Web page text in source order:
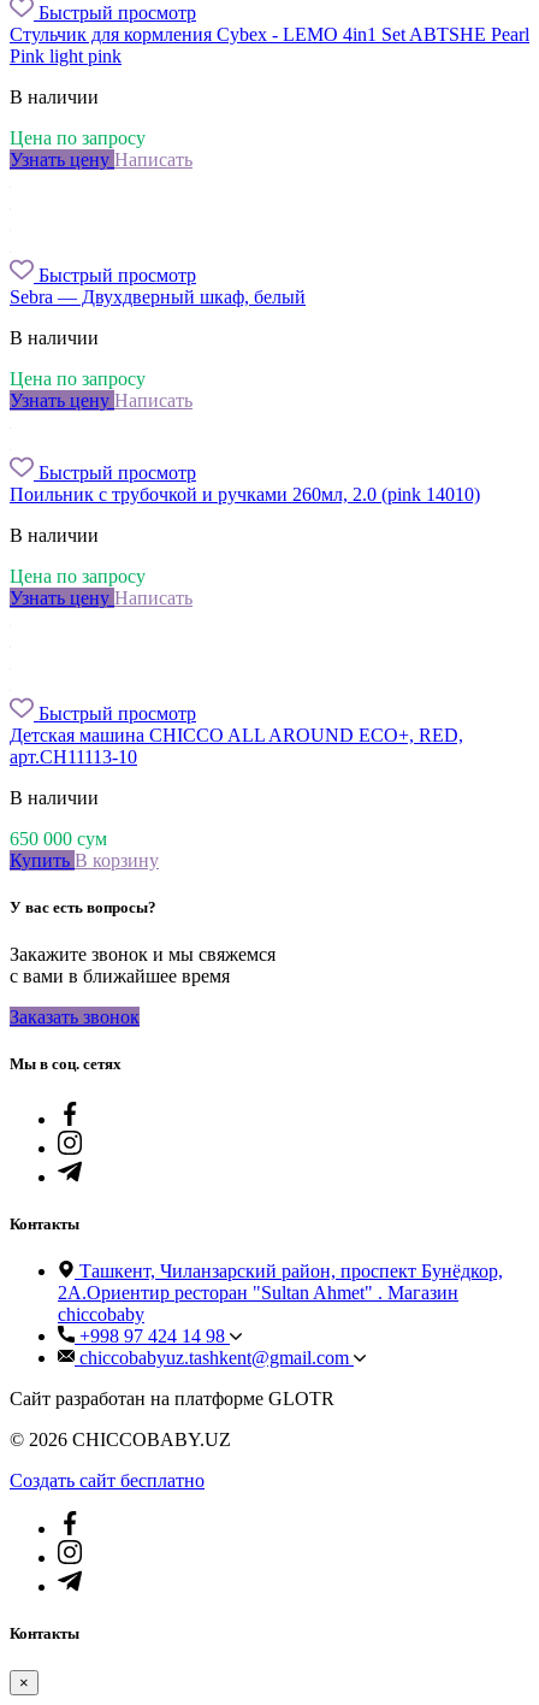
Быстрый просмотр
Стульчик для кормления Cybex - LEMO 4in1 Set ABTSHE Pearl
Pink light pink
В наличии
Цена по запросу
Узнать цену Написать
Быстрый просмотр
Sebra — Двухдверный шкаф, белый
В наличии
Цена по запросу
Узнать цену Написать
Быстрый просмотр
Поильник с трубочкой и ручками 260мл, 2.0 (pink 14010)
В наличии
Цена по запросу
Узнать цену Написать
Быстрый просмотр
Детская машина CHICCO ALL AROUND ECO+, RED,
арт.CH11113-10
В наличии
650 000 сум
Купить В корзину
У вас есть вопросы?
Закажите звонок и мы свяжемся
с вами в ближайшее время
Заказать звонок
Мы в соц. сетях
Контакты
Ташкент, Чиланзарский район, проспект Бунёдкор,
2А.Ориентир ресторан "Sultan Ahmet" . Магазин
chiccobaby
+998 97 424 14 98
chiccobabyuz.tashkent@gmail.com
Сайт разработан на платформе GLOTR
© 2026 CHICCOBABY.UZ
Создать cайт бесплатно
Контакты
×